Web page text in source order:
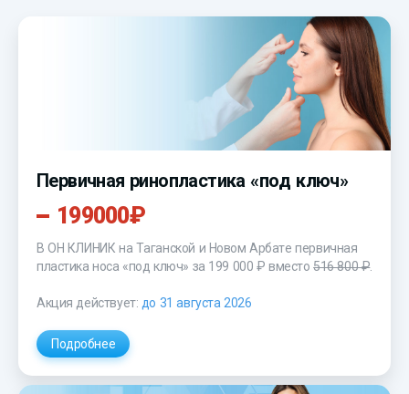
Первичная ринопластика «под ключ»
199000₽
В ОН КЛИНИК на Таганской и Новом Арбате первичная
пластика носа «под ключ» за 199 000 ₽ вместо516 800 ₽.
Акция действует: до 31 августа 2026
Подробнее